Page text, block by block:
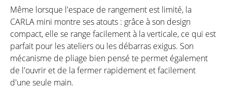
Même lorsque l'espace de rangement est limité, la
CARLA mini montre ses atouts : grâce à son design
compact, elle se range facilement à la verticale, ce qui est
parfait pour les ateliers ou les débarras exigus. Son
mécanisme de pliage bien pensé te permet également
de l'ouvrir et de la fermer rapidement et facilement
d'une seule main.